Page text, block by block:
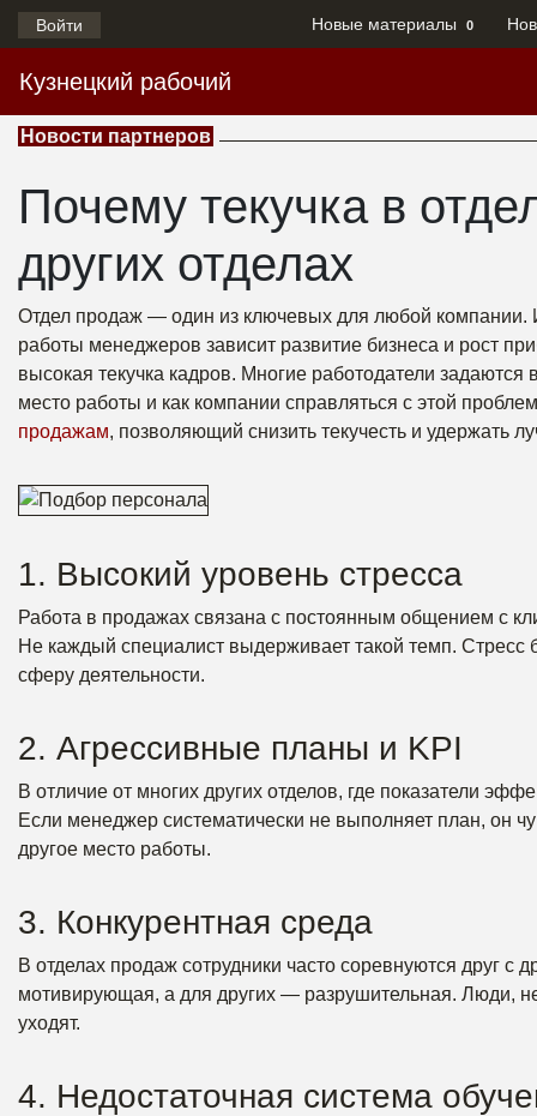
Войти Новые материалы 0
Кузнецкий рабочий
Новости партнеров
Почему текучка в
других отделах
Отдел продаж — один из ключевых для любой компании.
работы менеджеров зависит развитие бизнеса и рост
высокая текучка кадров. Многие работодатели
место работы и как компании справляться с этой
продажам, позволяющий снизить текучесть и удержать
1. Высокий уровень стресса
Работа в продажах связана с постоянным общением с
Не каждый специалист выдерживает такой темп.
сферу деятельности.
2. Агрессивные планы и KPI
В отличие от многих других отделов, где показатели
Если менеджер систематически не выполняет план, он
другое место работы.
3. Конкурентная среда
В отделах продаж сотрудники часто соревнуются друг
мотивирующая, а для других — разрушительная. Люди,
уходят.
4. Недостаточная система